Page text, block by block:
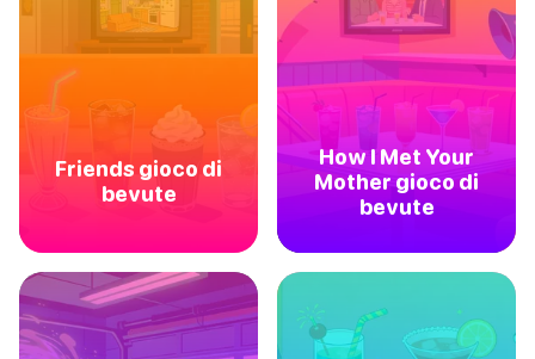
Friends gioco di
bevute
How I Met Your
Mother gioco di
bevute